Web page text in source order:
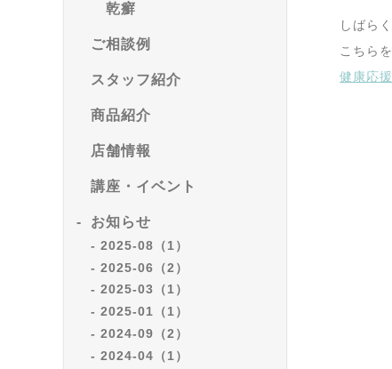
乾癬
ご相談例
スタッフ紹介
商品紹介
店舗情報
講座・イベント
お知らせ
2025-08（1）
2025-06（2）
2025-03（1）
2025-01（1）
2024-09（2）
2024-04（1）
しばら
こちら
健康応